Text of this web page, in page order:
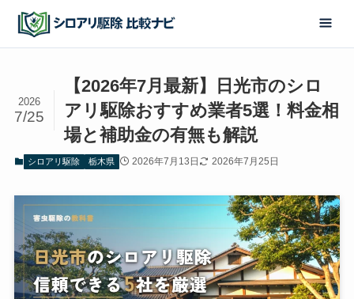
【2026年7月最新】日光市のシロ
アリ駆除おすすめ業者5選！料金相
場と補助金の有無も解説
2026
7/25
シロアリ駆除 栃木県 2026年7月13日 2026年7月25日